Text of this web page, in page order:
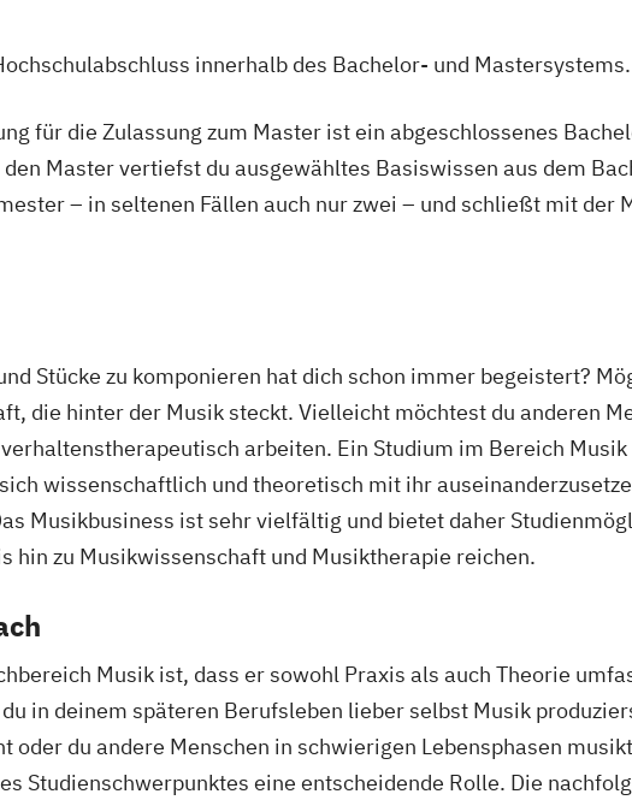
Driven Design (EN)
- Virtual & Mixed
(EN)
innerhalb des Bachelor- und Mastersystems.
für die Zulassung zum Master ist ein abgeschlossenes
Master vertiefst du ausgewähltes Basiswissen aus dem
– in seltenen Fällen auch nur zwei – und schließt mit der
Stücke zu komponieren hat dich schon immer begeistert?
die hinter der Musik steckt. Vielleicht möchtest du anderen
arbeiten. Ein Studium im Bereich
wissenschaftlich und theoretisch mit ihr
Musikbusiness ist sehr vielfältig und bietet daher
hin zu Musikwissenschaft und Musiktherapie reichen.
Musik ist, dass er sowohl Praxis als auch Theorie
in deinem späteren Berufsleben lieber selbst Musik
oder du andere Menschen in schwierigen Lebensphasen
Studienschwerpunktes eine entscheidende Rolle. Die